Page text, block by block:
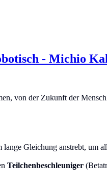
- Michio
von der Zukunft der
lange Gleichung anstrebt, um
Teilchenbeschleuniger